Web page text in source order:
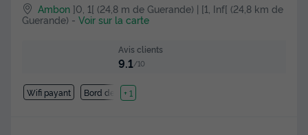
Ambon ]0, 1[ (24,8 m de Guerande) | [1, Inf[ (24,8 km de
Guerande) - Voir sur la carte
Avis clients
9.1/10
Wifi payant Bord de mer
+ 1